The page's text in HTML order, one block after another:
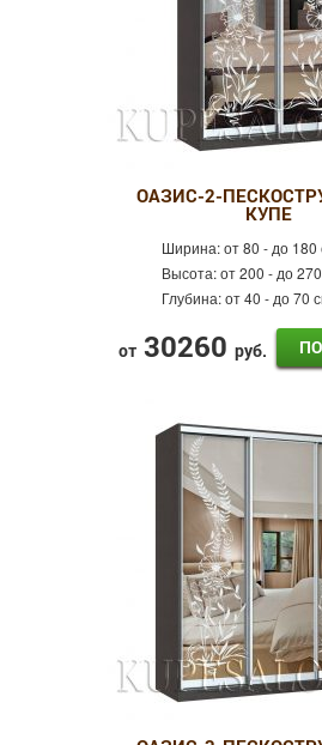
ОАЗИС-2-
КУПЕ
Ширина:от 80 - до 180
Высота:от 200 - до
Глубина:от 40 - до 70
от 30260 руб.